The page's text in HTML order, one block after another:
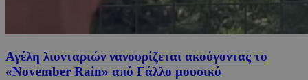
Αγέλη λιονταριών νανουρίζεται ακούγοντας το
«November Rain» από Γάλλο μουσικό